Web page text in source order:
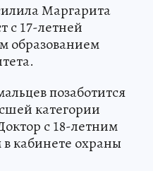
Маргарита
с 17-летней
образованием
позаботится
категории
с 18-летним
кабинете охраны